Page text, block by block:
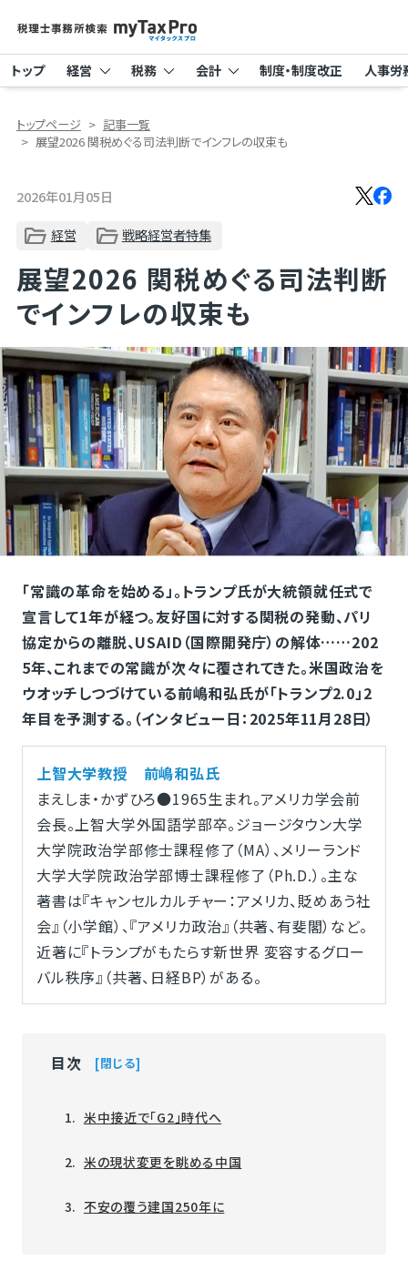
トップ 経営 税務 会計 制度・制度改正 人事労
トップページ
記事一覧
展望2026 関税めぐる司法判断でインフレの収束も
2026年01月05日
経営
戦略経営者特集
展望2026 関税めぐる司法判断
でインフレの収束も
「常識の革命を始める」。トランプ氏が大統領就任式で
宣言して1年が経つ。友好国に対する関税の発動、パリ
協定からの離脱、USAID（国際開発庁）の解体……202
5年、これまでの常識が次々に覆されてきた。米国政治を
ウオッチしつづけている前嶋和弘氏が「トランプ2.0」2
年目を予測する。（インタビュー日：2025年11月28日）
上智大学教授 前嶋和弘氏
まえしま・かずひろ●1965生まれ。アメリカ学会前
会長。上智大学外国語学部卒。ジョージタウン大学
大学院政治学部修士課程修了（MA）、メリーランド
大学大学院政治学部博士課程修了（Ph.D.）。主な
著書は『キャンセルカルチャー：アメリカ、貶めあう社
会』（小学館）、『アメリカ政治』（共著、有斐閣）など。
近著に『トランプがもたらす新世界 変容するグロー
バル秩序』（共著、日経BP）がある。
目次 閉じる
米中接近で「G2」時代へ
米の現状変更を眺める中国
不安の覆う建国250年に